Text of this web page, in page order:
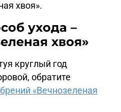
хвоя».
ухода –
хвоя»
круглый год
обратите
«Вечнозеленая